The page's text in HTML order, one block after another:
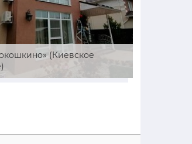
(Киевское